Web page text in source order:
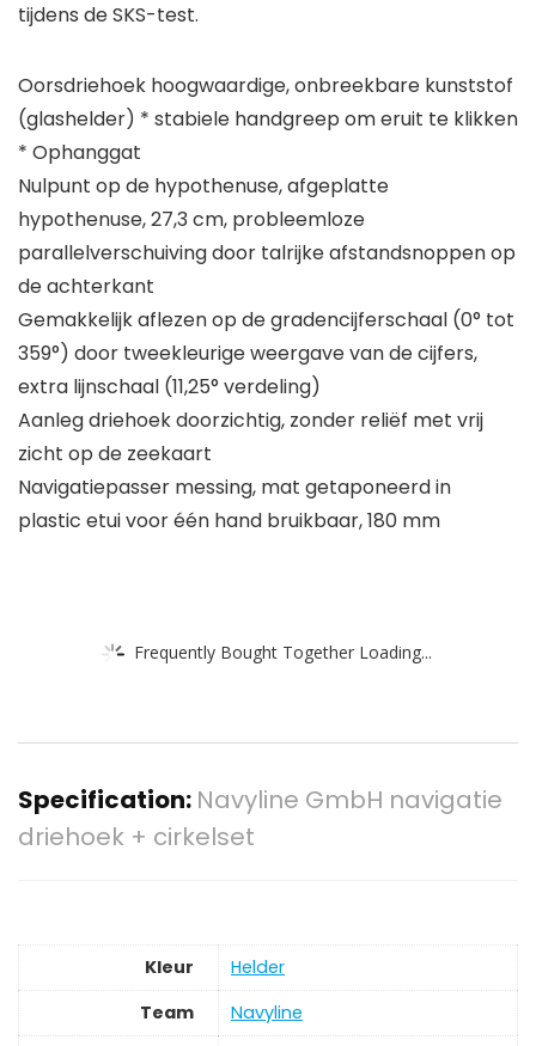
tijdens de SKS-test.
Oorsdriehoek hoogwaardige, onbreekbare kunststof
(glashelder) * stabiele handgreep om eruit te klikken
* Ophanggat
Nulpunt op de hypothenuse, afgeplatte
hypothenuse, 27,3 cm, probleemloze
parallelverschuiving door talrijke afstandsnoppen op
de achterkant
Gemakkelijk aflezen op de gradencijferschaal (0° tot
359°) door tweekleurige weergave van de cijfers,
extra lijnschaal (11,25° verdeling)
Aanleg driehoek doorzichtig, zonder reliëf met vrij
zicht op de zeekaart
Navigatiepasser messing, mat getaponeerd in
plastic etui voor één hand bruikbaar, 180 mm
Frequently Bought Together Loading...
Specification: Navyline GmbH navigatie
driehoek + cirkelset
Kleur
‎Helder
Team
‎Navyline